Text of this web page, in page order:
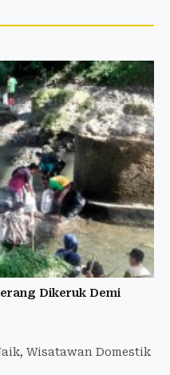
Dikeruk Demi
Wisatawan Domestik